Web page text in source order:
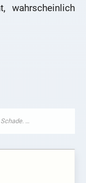
wahrscheinlich